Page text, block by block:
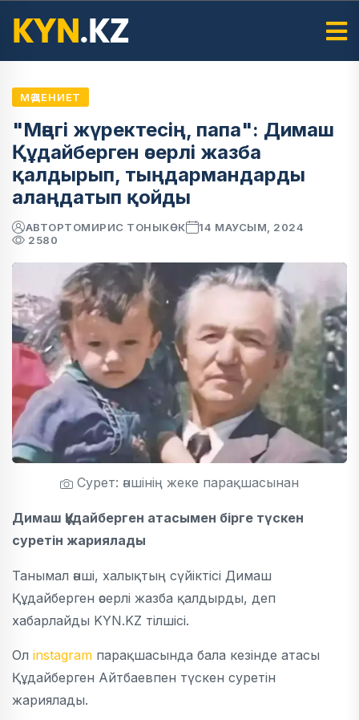
МӘДЕНИЕТ
"Мәңгі жүректесің, папа": Димаш
Құдайберген әсерлі жазба
қалдырып, тыңдармандарды
алаңдатып қойды
АВТОРТОМИРИС ТОНЫКӨК
14 МАУСЫМ, 2024
2580
Сурет: әншінің жеке парақшасынан
Димаш Құдайберген атасымен бірге түскен
суретін жариялады
Танымал әнші, халықтың сүйіктісі Димаш
Құдайберген әсерлі жазба қалдырды, деп
хабарлайды KYN.KZ тілшісі.
Ол instagram парақшасында бала кезінде атасы
Құдайберген Айтбаевпен түскен суретін
жариялады.